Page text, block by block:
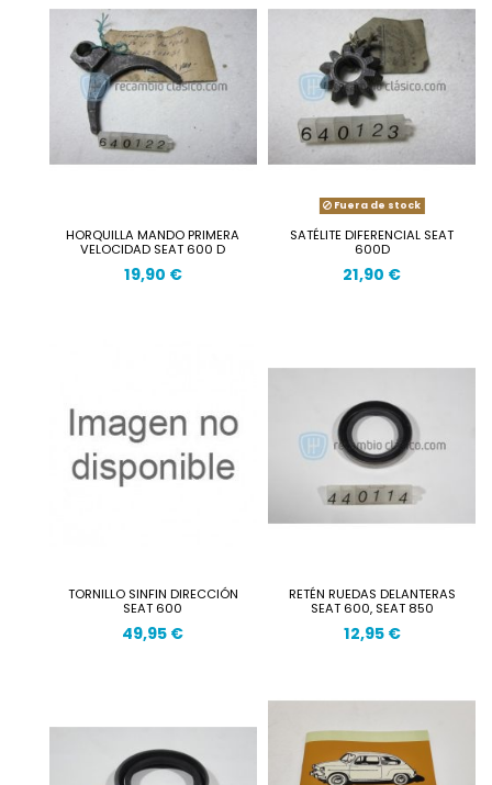
HORQUILLA MANDO PRIMERA
VELOCIDAD SEAT 600 D
19,90 €
Fuera de stock
SATÉLITE DIFERENCIAL SEAT
600D
21,90 €
TORNILLO SINFIN DIRECCIÓN
SEAT 600
49,95 €
RETÉN RUEDAS DELANTERAS
SEAT 600, SEAT 850
12,95 €